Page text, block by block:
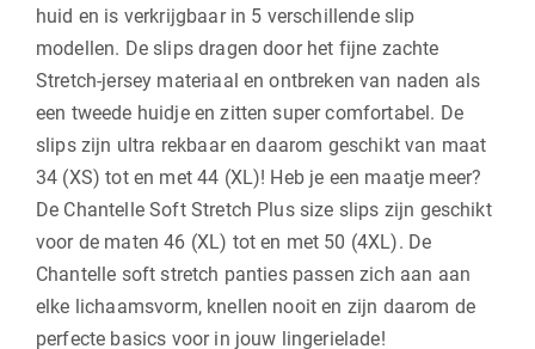
huid en is verkrijgbaar in 5 verschillende slip
modellen. De slips dragen door het fijne zachte
Stretch-jersey materiaal en ontbreken van naden als
een tweede huidje en zitten super comfortabel. De
slips zijn ultra rekbaar en daarom geschikt van maat
34 (XS) tot en met 44 (XL)! Heb je een maatje meer?
De Chantelle Soft Stretch Plus size slips zijn geschikt
voor de maten 46 (XL) tot en met 50 (4XL). De
Chantelle soft stretch panties passen zich aan aan
elke lichaamsvorm, knellen nooit en zijn daarom de
perfecte basics voor in jouw lingerielade!